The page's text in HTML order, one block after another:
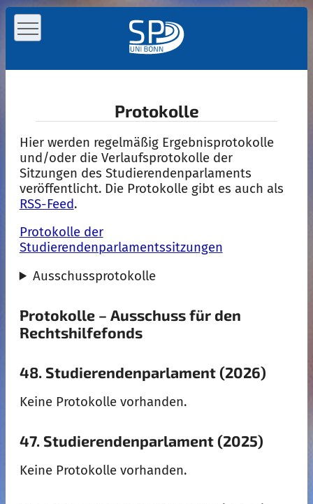
Protokolle
Hier werden regelmäßig Ergebnisprotokolle
und/oder die Verlaufsprotokolle der
Sitzungen des Studierendenparlaments
veröffentlicht. Die Protokolle gibt es auch als
RSS-Feed.
Protokolle der
Studierendenparlamentssitzungen
Ausschussprotokolle
Protokolle – Ausschuss für den
Rechtshilfefonds
48. Studierendenparlament (2026)
Keine Protokolle vorhanden.
47. Studierendenparlament (2025)
Keine Protokolle vorhanden.